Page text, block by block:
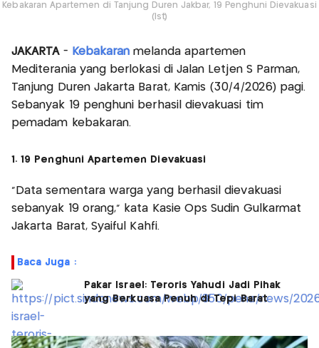
Kebakaran Apartemen di Tanjung Duren Jakbar, 19 Penghuni Dievakuasi
(Ist)
JAKARTA- Kebakaranmelanda apartemen
Mediterania yang berlokasi di Jalan Letjen S Parman,
Tanjung Duren Jakarta Barat, Kamis (30/4/2026) pagi.
Sebanyak 19 penghuni berhasil dievakuasi tim
pemadam kebakaran.
1. 19 Penghuni Apartemen Dievakuasi
“Data sementara warga yang berhasil dievakuasi
sebanyak 19 orang,” kata Kasie Ops Sudin Gulkarmat
Jakarta Barat, Syaiful Kahfi.
Baca Juga :
Pakar Israel: Teroris Yahudi Jadi Pihak
yang Berkuasa Penuh di Tepi Barat